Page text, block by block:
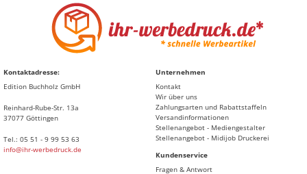
Kontaktadresse:
Edition Buchholz GmbH
Reinhard-Rube-Str. 13a
37077 Göttingen
Tel.: 05 51 - 9 99 53 63
info@ihr-werbedruck.de
Unternehmen
Kontakt
Wir über uns
Zahlungsarten und Rabattstaffeln
Versandinformationen
Stellenangebot - Mediengestalter
Stellenangebot - Midijob Druckerei
Kundenservice
Fragen & Antwort